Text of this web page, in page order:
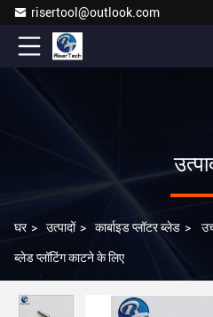
risertool@outlook.com
घर > उत्पादों > कार्बाइड प्लॉटर ब्लेड >
ब्लेड प्लॉटिंग काटने के लिए